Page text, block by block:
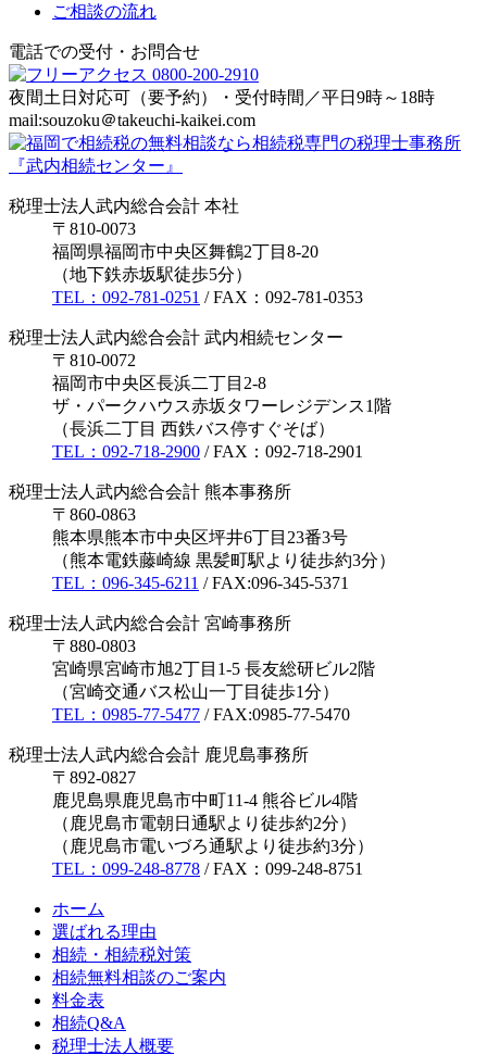
ご相談の流れ
電話での受付・お問合せ
夜間土日対応可（要予約）・受付時間／平日9時～18時
mail:souzoku＠takeuchi-kaikei.com
税理士法人武内総合会計 本社
〒810-0073
福岡県福岡市中央区舞鶴2丁目8-20
（地下鉄赤坂駅徒歩5分）
TEL：092-781-0251 / FAX：092-781-0353
税理士法人武内総合会計 武内相続センター
〒810-0072
福岡市中央区長浜二丁目2-8
ザ・パークハウス赤坂タワーレジデンス1階
（長浜二丁目 西鉄バス停すぐそば）
TEL：092-718-2900 / FAX：092-718-2901
税理士法人武内総合会計 熊本事務所
〒860-0863
熊本県熊本市中央区坪井6丁目23番3号
（熊本電鉄藤崎線 黒髪町駅より徒歩約3分）
TEL：096-345-6211 / FAX:096-345-5371
税理士法人武内総合会計 宮崎事務所
〒880-0803
宮崎県宮崎市旭2丁目1-5 長友総研ビル2階
（宮崎交通バス松山一丁目徒歩1分）
TEL：0985-77-5477 / FAX:0985-77-5470
税理士法人武内総合会計 鹿児島事務所
〒892-0827
鹿児島県鹿児島市中町11-4 熊谷ビル4階
（鹿児島市電朝日通駅より徒歩約2分）
（鹿児島市電いづろ通駅より徒歩約3分）
TEL：099-248-8778 / FAX：099-248-8751
ホーム
選ばれる理由
相続・相続税対策
相続無料相談のご案内
料金表
相続Q&A
税理士法人概要